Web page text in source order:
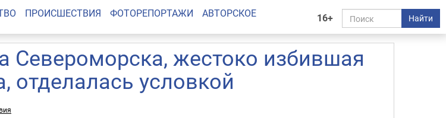
16+ Найти
ПРОИСШЕСТВИЯ ФОТОРЕПОРТАЖИ АВТОРСКОЕ
Североморска, жестоко избившая
отделалась условкой